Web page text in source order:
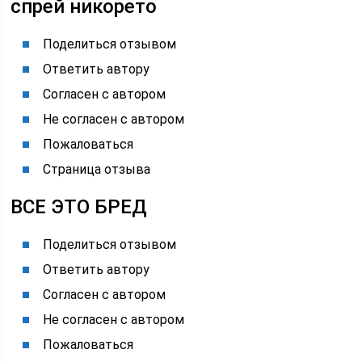
спрей никорето
Поделиться отзывом
Ответить автору
Согласен с автором
Не согласен с автором
Пожаловаться
Страница отзыва
ВСЕ ЭТО БРЕД
Поделиться отзывом
Ответить автору
Согласен с автором
Не согласен с автором
Пожаловаться